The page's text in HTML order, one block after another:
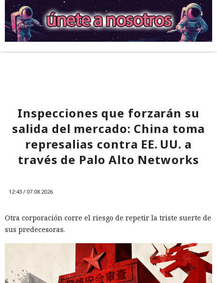
Inspecciones que forzarán su
salida del mercado: China toma
represalias contra EE. UU. a
través de Palo Alto Networks
12:43 / 07.08.2026
Otra corporación corre el riesgo de repetir la triste suerte de
sus predecesoras.